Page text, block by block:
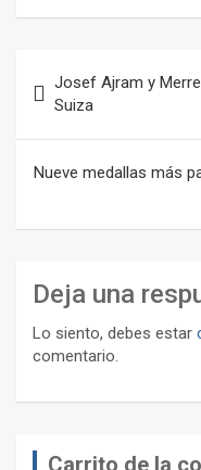
de
entradas
Josef Ajram y
Suiza
Nueve medallas más
Deja una
Lo siento, debes estar
comentario.
Carrito de la